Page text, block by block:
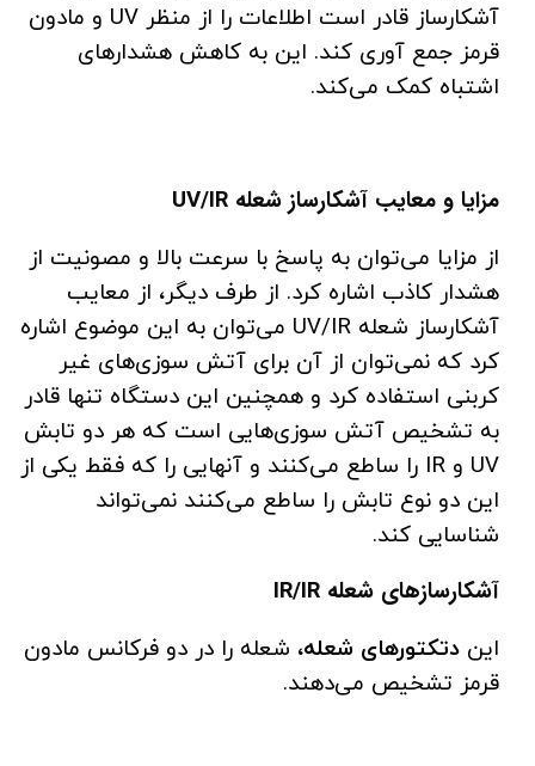
آشکارساز قادر است اطلاعات را از منظر UV و مادون
قرمز جمع آوری کند. این به کاهش هشدارهای
اشتباه کمک می‌کند.
مزایا و معایب آشکارساز شعله UV/IR
از مزایا می‌توان به پاسخ با سرعت بالا و مصونیت از
هشدار کاذب اشاره کرد. از طرف دیگر، از معایب
آشکارساز شعله UV/IR می‌توان به این موضوع اشاره
کرد که نمی‌توان از آن برای آتش سوزی‌های غیر
کربنی استفاده کرد و همچنین این دستگاه تنها قادر
به تشخیص آتش سوزی‌هایی است که هر دو تابش
UV و IR را ساطع می‌کنند و آنهایی را که فقط یکی از
این دو نوع تابش را ساطع می‌کنند نمی‌تواند
شناسایی کند.
آشکارسازهای شعله IR/IR
این دتکتورهای شعله، شعله را در دو فرکانس مادون
قرمز تشخیص می‌دهند.